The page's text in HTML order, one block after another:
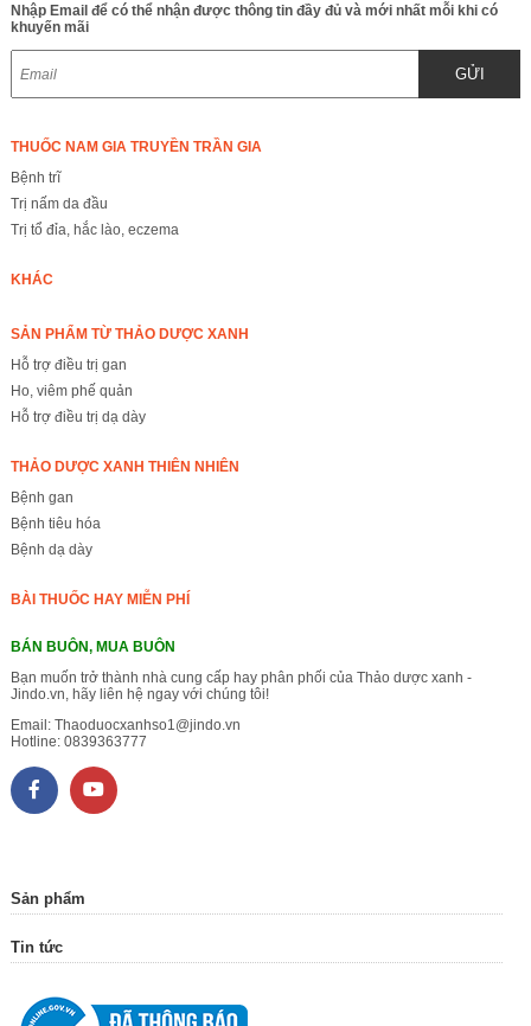
Nhập Email để có thể nhận được thông tin đầy đủ và mới nhất mỗi khi có
khuyến mãi
GỬI
THUỐC NAM GIA TRUYỀN TRẦN GIA
Bệnh trĩ
Trị nấm da đầu
Trị tổ đỉa, hắc lào, eczema
KHÁC
SẢN PHẨM TỪ THẢO DƯỢC XANH
Hỗ trợ điều trị gan
Ho, viêm phế quản
Hỗ trợ điều trị dạ dày
THẢO DƯỢC XANH THIÊN NHIÊN
Bệnh gan
Bệnh tiêu hóa
Bệnh dạ dày
BÀI THUỐC HAY MIỄN PHÍ
BÁN BUÔN, MUA BUÔN
Bạn muốn trở thành nhà cung cấp hay phân phối của Thảo dược xanh -
Jindo.vn, hãy liên hệ ngay với chúng tôi!
Email: Thaoduocxanhso1@jindo.vn
Hotline: 0839363777
Sản phẩm
Tin tức